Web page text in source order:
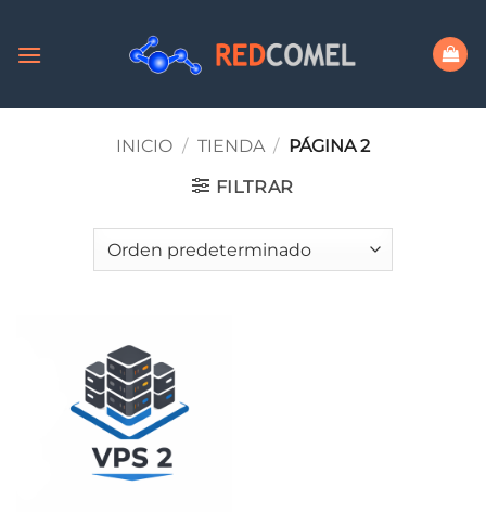
contenido
INICIO / TIENDA / PÁGINA 2
FILTRAR